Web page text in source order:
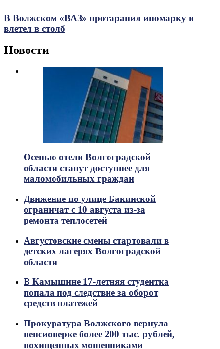
В Волжском «ВАЗ» протаранил иномарку и
влетел в столб
Новости
Осенью отели Волгоградской
области станут доступнее для
маломобильных граждан
Движение по улице Бакинской
ограничат с 10 августа из-за
ремонта теплосетей
Августовские смены стартовали в
детских лагерях Волгоградской
области
В Камышине 17-летняя студентка
попала под следствие за оборот
средств платежей
Прокуратура Волжского вернула
пенсионерке более 200 тыс. рублей,
похищенных мошенниками